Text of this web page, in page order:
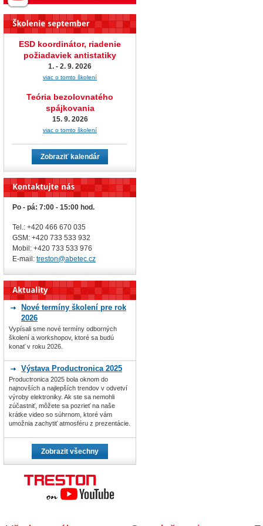
ESD koordinátor, riadenie
požiadaviek antistatiky
1. - 2. 9. 2026
viac o tomto školení
Teória bezolovnatého
spájkovania
15. 9. 2026
viac o tomto školení
Zobraziť kalendár
Po - pá: 7:00 - 15:00 hod.
Tel.: +420 466 670 035
GSM: +420 733 533 932
Mobil: +420 733 533 976
E-mail: treston@abetec.cz
Nové termíny školení pre rok
2026
Vypísali sme nové termíny odborných
školení a workshopov, ktoré sa budú
konať v roku 2026.
Výstava Productronica 2025
Productronica 2025 bola oknom do
najnovších a najlepších trendov v odvetví
výroby elektroniky. Ak ste sa nemohli
zúčastniť, môžete sa pozrieť na naše
krátke video so súhrnom, ktoré vám
umožnia zachytiť atmosféru z prezentácie.
Zobrazit všechny